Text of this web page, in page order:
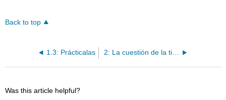
Back to top
1.3: Prácticalas 2: La cuestión de la tierra, soberanía alimentaria, ambientalismo
Was this article helpful?